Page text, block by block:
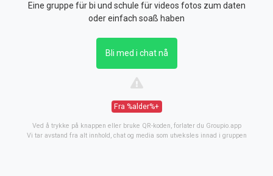
Eine gruppe für bi und schule für videos fotos zum daten
oder einfach soaß haben
Bli med i chat nå
Fra %alder%+
Ved å trykke på knappen eller bruke QR-koden, forlater du Groupio.app
Vi tar avstand fra alt innhold, chat og media som utveksles innad i gruppen